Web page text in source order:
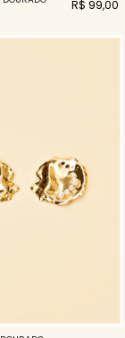
R$ 99,00